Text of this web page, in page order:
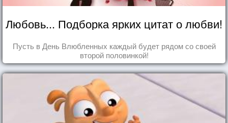
Любовь... Подборка ярких цитат о любви!
Пусть в День Влюбленных каждый будет рядом со своей
второй половинкой!